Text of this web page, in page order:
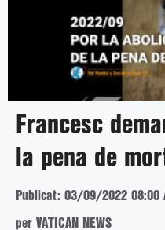
Francesc
la pena de
Publicat: 03/09/2022 08:00
per VATICAN NEWS